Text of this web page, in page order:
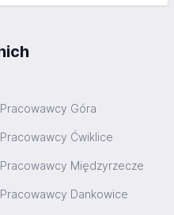
Pracowawcy Góra
Pracowawcy Ćwiklice
Pracowawcy Międzyrzecze
Pracowawcy Dankowice